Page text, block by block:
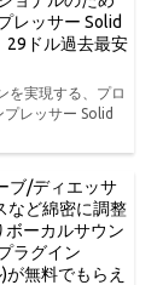
レッサー Solid
29ドル過去最安
を実現する、プロ
レッサー Solid
ブ/ディエッサ
など綿密に調整
ーカルサウン
ラグイン
無料でもらえ